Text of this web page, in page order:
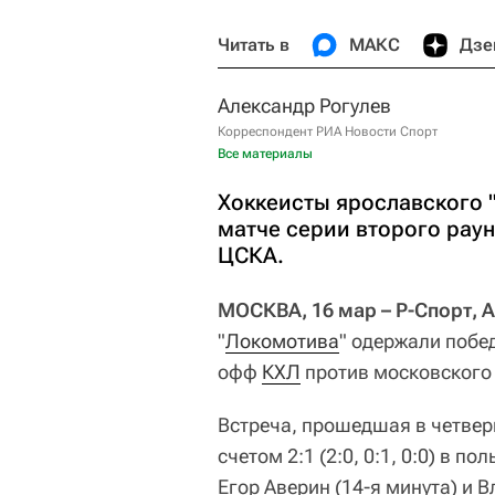
Читать в МАКС
Александр Рогулев
Корреспондент РИА Новости Спорт
Все материалы
Хоккеисты
матче серии второго
ЦСКА.
МОСКВА, 16 мар – Р-Спорт,
"Локомотива" одержали
офф КХЛ против московского
Встреча, прошедшая в
счетом 2:1 (2:0, 0:1, 0:0) в
Егор Аверин (14-я минута) и